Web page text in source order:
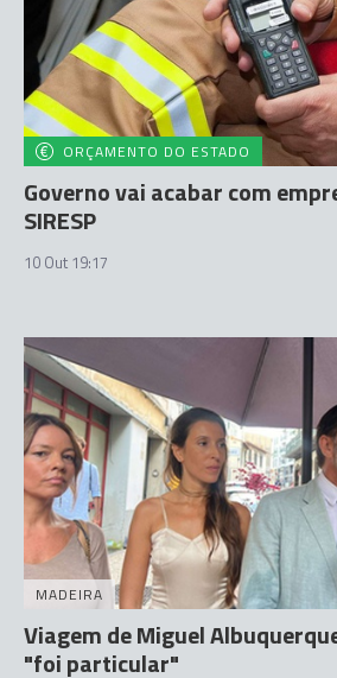
ORÇAMENTO DO ESTADO
Governo vai acabar com
SIRESP
10 Out 19:17
MADEIRA
Viagem de Miguel
"foi particular"